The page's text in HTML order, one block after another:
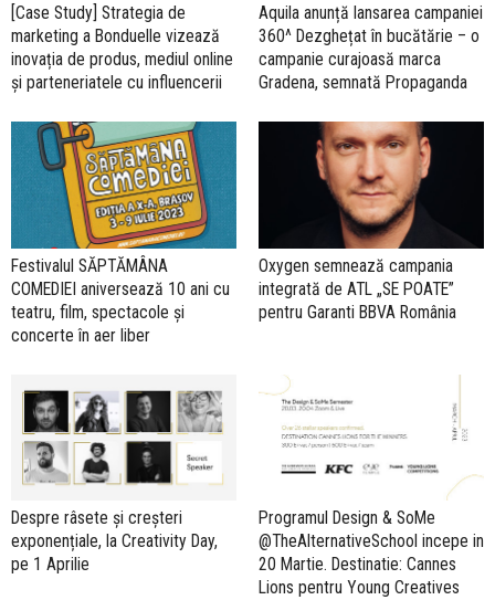
[Case Study] Strategia de
marketing a Bonduelle vizează
inovația de produs, mediul online
și parteneriatele cu influencerii
Aquila anunță lansarea campaniei
360^ Dezghețat în bucătărie – o
campanie curajoasă marca
Gradena, semnată Propaganda
Festivalul SĂPTĂMÂNA
COMEDIEI aniversează 10 ani cu
teatru, film, spectacole și
concerte în aer liber
Oxygen semnează campania
integrată de ATL „SE POATE”
pentru Garanti BBVA România
Despre râsete și creșteri
exponențiale, la Creativity Day,
pe 1 Aprilie
Programul Design & SoMe
@TheAlternativeSchool incepe in
20 Martie. Destinatie: Cannes
Lions pentru Young Creatives